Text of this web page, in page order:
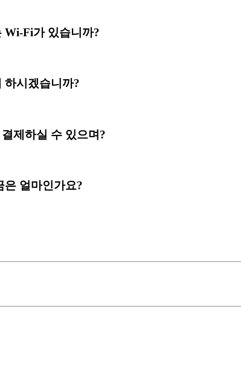
Wi-Fi가 있습니까?
하시겠습니까?
제하실 수 있으며?
은 얼마인가요?